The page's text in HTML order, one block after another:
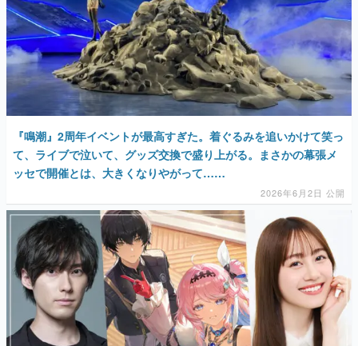
『鳴潮』2周年イベントが最高すぎた。着ぐるみを追いかけて笑っ
て、ライブで泣いて、グッズ交換で盛り上がる。まさかの幕張メ
ッセで開催とは、大きくなりやがって……
2026年6月2日 公開